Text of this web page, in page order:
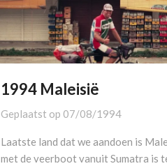
1994 Maleisië
Geplaatst op 07/08/1994
Laatste land dat we aandoen is
met de veerboot vanuit Sumatra is